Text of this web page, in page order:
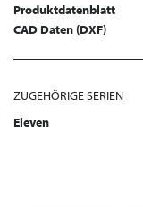
Produktdatenblatt
CAD Daten (DXF)
ZUGEHÖRIGE SERIEN
Eleven